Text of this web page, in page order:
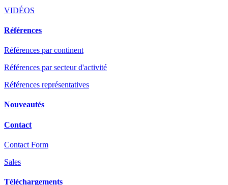
VIDÉOS
Références
Références par continent
Références par secteur d'activité
Références représentatives
Nouveautés
Contact
Contact Form
Sales
Téléchargements